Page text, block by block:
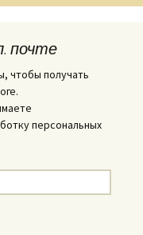
почте
чтобы получать
персональных